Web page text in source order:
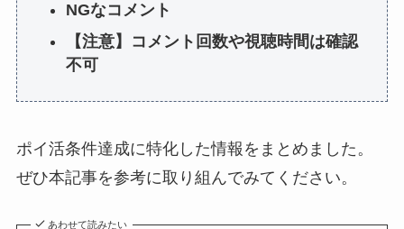
NGなコメント
【注意】コメント回数や視聴時間は確認
不可
ポイ活条件達成に特化した情報をまとめました。
ぜひ本記事を参考に取り組んでみてください。
あわせて読みたい